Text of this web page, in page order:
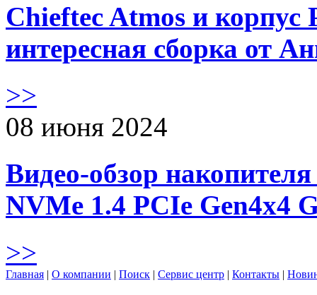
Chieftec Atmos и корпус
интересная сборка от
>>
08 июня 2024
Видео-обзор
NVMe 1.4 PCIe Gen4х4
>>
Главная | О компании | Поиск | Сервис центр | Контакты |